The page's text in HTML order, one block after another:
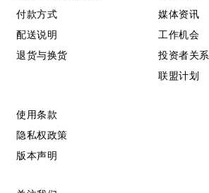
付款方式
配送说明
退货与换货
媒体资讯
工作机会
投资者关系
联盟计划
使用条款
隐私权政策
版本声明